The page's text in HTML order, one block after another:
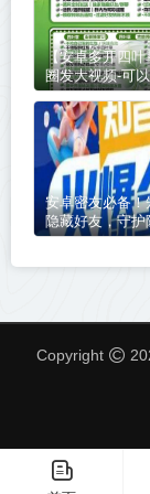
【安卓多开四
圈发大视频-可
安卓密友必备
隐藏好友，守护
Copyright
󦤹